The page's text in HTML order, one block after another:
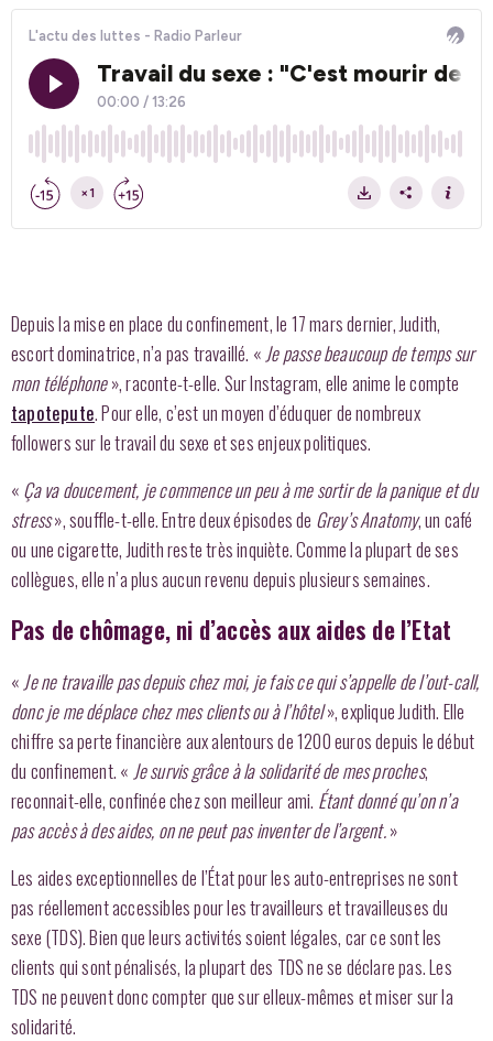
Depuis la mise en place du confinement, le 17 mars dernier, Judith,
escort dominatrice, n’a pas travaillé. « Je passe beaucoup de temps sur
mon téléphone», raconte-t-elle. Sur Instagram, elle anime le compte
tapotepute. Pour elle, c’est un moyen d’éduquer de nombreux
followers sur le travail du sexe et ses enjeux politiques.
« Ça va doucement, je commence un peu à me sortir de la panique et du
stress», souffle-t-elle. Entre deux épisodes de Grey’s Anatomy, un café
ou une cigarette, Judith reste très inquiète. Comme la plupart de ses
collègues, elle n’a plus aucun revenu depuis plusieurs semaines.
Pas de chômage, ni d’accès aux aides de l’Etat
« Je ne travaille pas depuis chez moi, je fais ce qui s’appelle de l’out-call,
donc je me déplace chez mes clients ou à l’hôtel», explique Judith. Elle
chiffre sa perte financière aux alentours de 1200 euros depuis le début
du confinement. « Je survis grâce à la solidarité de mes proches,
reconnait-elle, confinée chez son meilleur ami. Étant donné qu’on n’a
pas accès à des aides, on ne peut pas inventer de l’argent.»
Les aides exceptionnelles de l’État pour les auto-entreprises ne sont
pas réellement accessibles pour les travailleurs et travailleuses du
sexe (TDS). Bien que leurs activités soient légales, car ce sont les
clients qui sont pénalisés, la plupart des TDS ne se déclare pas. Les
TDS ne peuvent donc compter que sur elleux-mêmes et miser sur la
solidarité.